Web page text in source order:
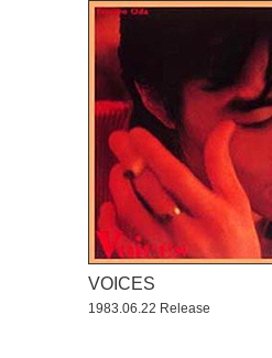
VOICES
1983.06.22 Release